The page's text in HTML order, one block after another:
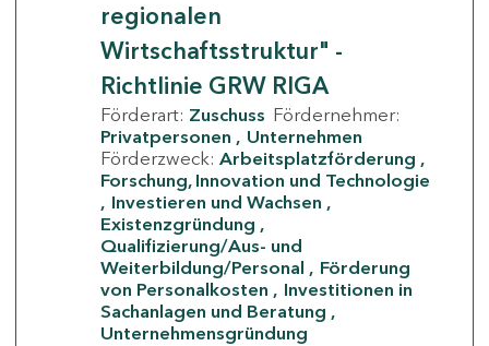
regionalen
Wirtschaftsstruktur" -
Richtlinie GRW RIGA
Förderart: Zuschuss Fördernehmer:
Privatpersonen
Unternehmen
Förderzweck: Arbeitsplatzförderung
Forschung, Innovation und Technologie
Investieren und Wachsen
Existenzgründung
Qualifizierung/Aus- und
Weiterbildung/Personal
Förderung
von Personalkosten
Investitionen in
Sachanlagen und Beratung
Unternehmensgründung